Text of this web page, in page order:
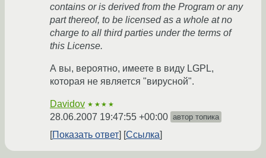
contains or is derived from the Program or any
part thereof, to be licensed as a whole at no
charge to all third parties under the terms of
this License.
А вы, вероятно, имеете в виду LGPL,
которая не является "вирусной".
Davidov ★★★★
28.06.2007 19:47:55 +00:00 автор топика
Показать ответ Ссылка